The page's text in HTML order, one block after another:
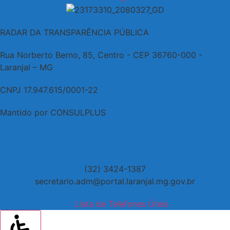
RADAR DA TRANSPARÊNCIA PÚBLICA
Rua Norberto Berno, 85, Centro - CEP 36760-000 -
Laranjal – MG
CNPJ 17.947.615/0001-22
Mantido por CONSULPLUS
(32) 3424-1387
secretario.adm@portal.laranjal.mg.gov.br
Lista de Telefones Úteis